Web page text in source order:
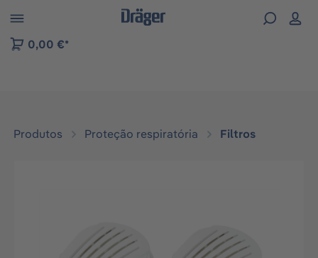
to B2B platform navigation
0,00 €*
Produtos Proteção respiratória Filtros